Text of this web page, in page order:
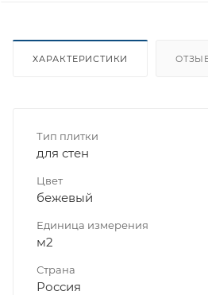
ХАРАКТЕРИСТИКИ
Тип плитки
для стен
Цвет
бежевый
Единица измерения
м2
Страна
Россия